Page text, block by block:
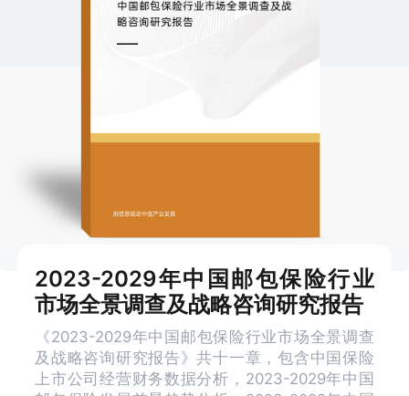
2023-2029年中国邮包保险行业
市场全景调查及战略咨询研究报告
《2023-2029年中国邮包保险行业市场全景调查
及战略咨询研究报告》共十一章，包含中国保险
上市公司经营财务数据分析，2023-2029年中国